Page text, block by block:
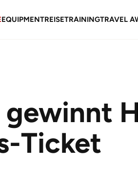
EQUIPMENTREISETRAININGTRAVEL
gewinnt
Ticket